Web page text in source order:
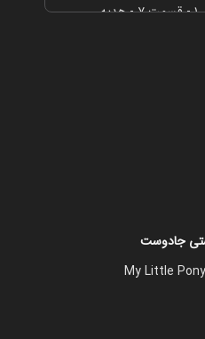
فصل ۱ - قسمت ۷ - هدیه
جادوست
My Little